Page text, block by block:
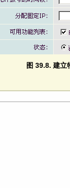
图 39.8. 建立